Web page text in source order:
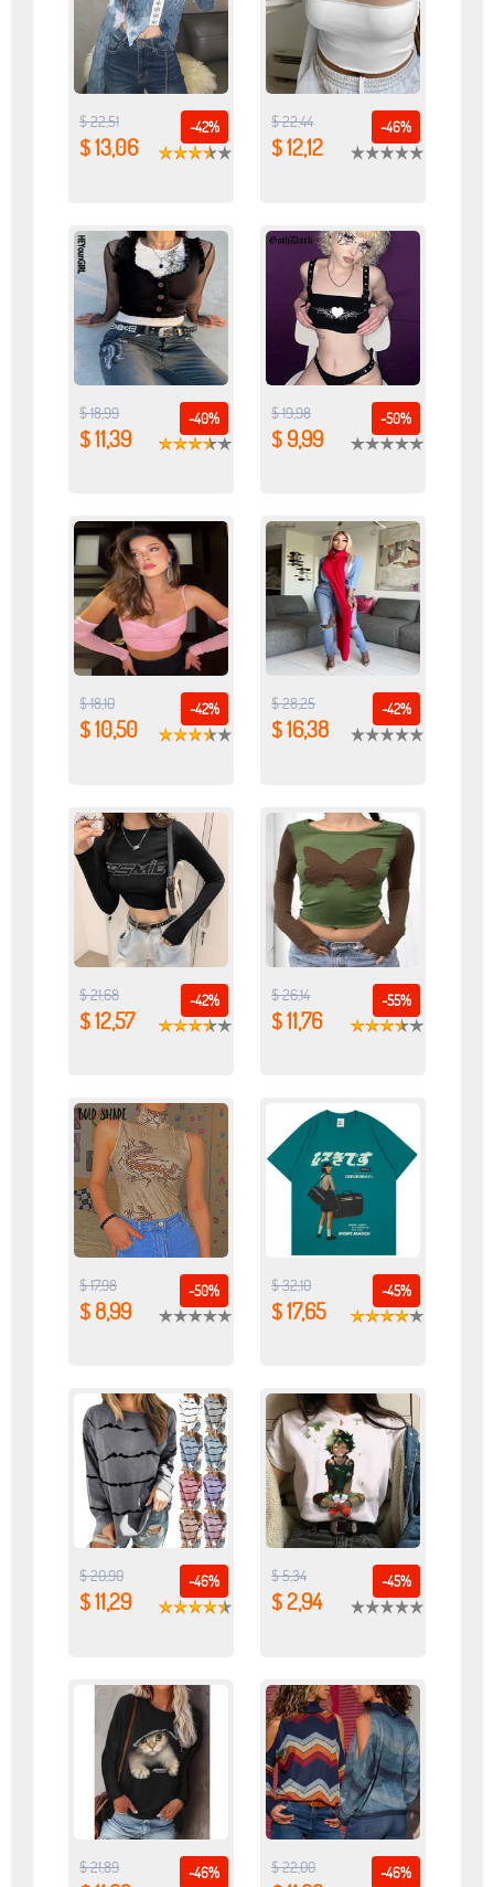
-42%
$ 22,51
$ 13,06
-46%
$ 22,44
$ 12,12
-40%
$ 18,99
$ 11,39
-50%
$ 19,98
$ 9,99
-42%
$ 18,10
$ 10,50
-42%
$ 28,25
$ 16,38
-42%
$ 21,68
$ 12,57
-55%
$ 26,14
$ 11,76
-50%
$ 17,98
$ 8,99
-45%
$ 32,10
$ 17,65
-46%
$ 20,90
$ 11,29
-45%
$ 5,34
$ 2,94
-46%
$ 21,89 -46%
$ 22,00